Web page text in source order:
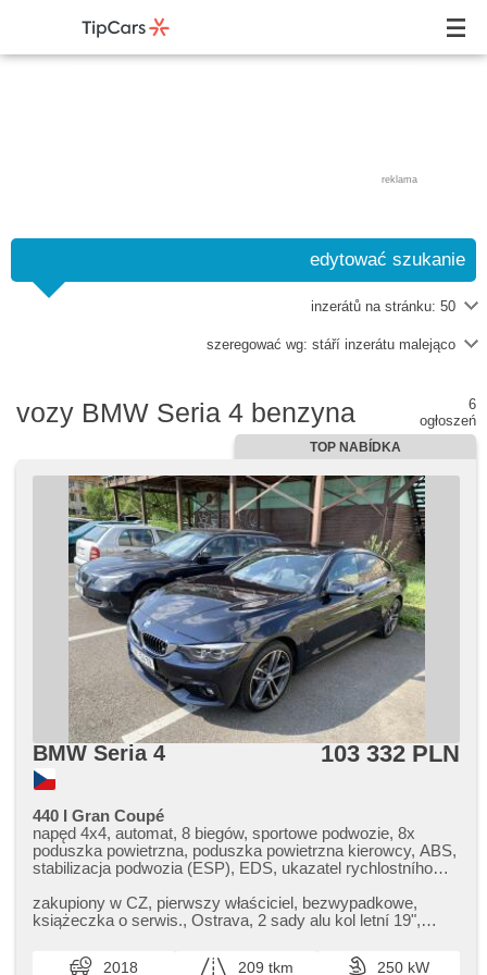
reklama
edytować szukanie
inzerátů na stránku: 50
szeregować wg: stáří inzerátu malejąco
vozy BMW Seria 4 benzyna
6
ogłoszeń
TOP NABÍDKA
BMW Seria 4 103 332 PLN
440 I Gran Coupé
napęd 4x4, automat, 8 biegów, sportowe podwozie, 8x
poduszka powietrzna, poduszka powietrzna kierowcy, ABS,
stabilizacja podwozia (ESP), EDS, ukazatel rychlostního
regulacja natężenia podwozia, adaptivní regulace podvozku,
wspomaganie układu kierowniczego, 4 strefowa
světlomety, adaptacyjne reflektory, światła do jazdy
zakupiony w CZ,​ pierwszy właściciel,​ bezwypadkowe,​
książeczka o serwis.,​ Ostrava,​ 2 sady alu kol letní 19",​
2018 209 tkm
250 kW